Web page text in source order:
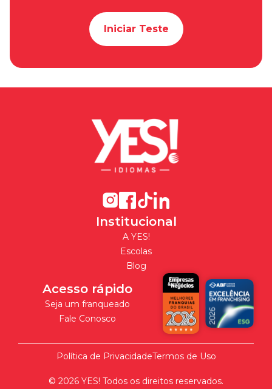
Iniciar Teste
Institucional
A YES!
Escolas
Blog
Acesso rápido
Seja um franqueado
Fale Conosco
Política de PrivacidadeTermos de Uso
© 2026 YES! Todos os direitos reservados.